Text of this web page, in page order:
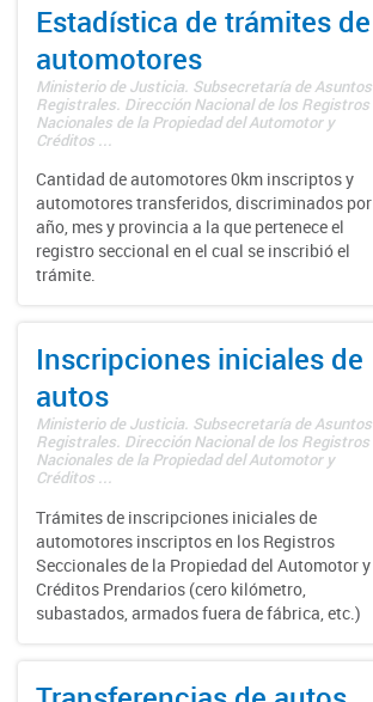
Estadística de trámites de
automotores
Ministerio de Justicia. Subsecretaría de Asuntos
Registrales. Dirección Nacional de los Registros
Nacionales de la Propiedad del Automotor y
Créditos ...
Cantidad de automotores 0km inscriptos y
automotores transferidos, discriminados por
año, mes y provincia a la que pertenece el
registro seccional en el cual se inscribió el
trámite.
Inscripciones iniciales de
autos
Ministerio de Justicia. Subsecretaría de Asuntos
Registrales. Dirección Nacional de los Registros
Nacionales de la Propiedad del Automotor y
Créditos ...
Trámites de inscripciones iniciales de
automotores inscriptos en los Registros
Seccionales de la Propiedad del Automotor y
Créditos Prendarios (cero kilómetro,
subastados, armados fuera de fábrica, etc.)